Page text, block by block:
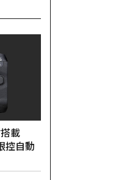
載
控自動